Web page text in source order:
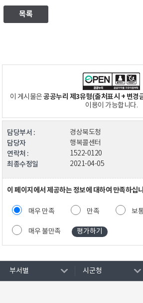
목록
이 게시물은공공누리 제3유형(출처표시 + 변경
이용이 가능합니다.
담당부서 : 경상북도청
담당자 행복콜센터
연락처 : 1522-0120
최종수정일 2021-04-05
이 페이지에서 제공하는 정보에 대하여 만족하십
매우 만족 만족 보
매우 불만족
부서별 시군청